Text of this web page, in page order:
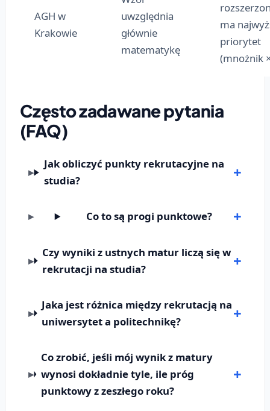
AGH w
Krakowie
uwzględnia
głównie
matematykę
ma
priorytet
(mnożnik
Często zadawane pytania
(FAQ)
Jak obliczyć punkty rekrutacyjne na
studia?
Co to są progi punktowe?
Czy wyniki z ustnych matur liczą się w
rekrutacji na studia?
Jaka jest różnica między rekrutacją na
uniwersytet a politechnikę?
Co zrobić, jeśli mój wynik z matury
wynosi dokładnie tyle, ile próg
punktowy z zeszłego roku?